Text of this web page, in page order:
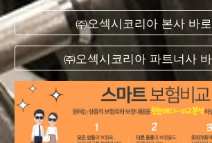
㈜오섹시코리아 본사 바
㈜오섹시코리아 파트너사